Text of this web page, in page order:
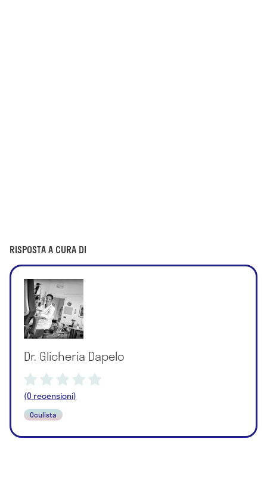
RISPOSTA A CURA DI
Dr. Glicheria Dapelo
(0 recensioni)
Oculista